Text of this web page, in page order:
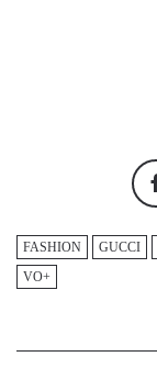
FASHION GUCCI
VO+